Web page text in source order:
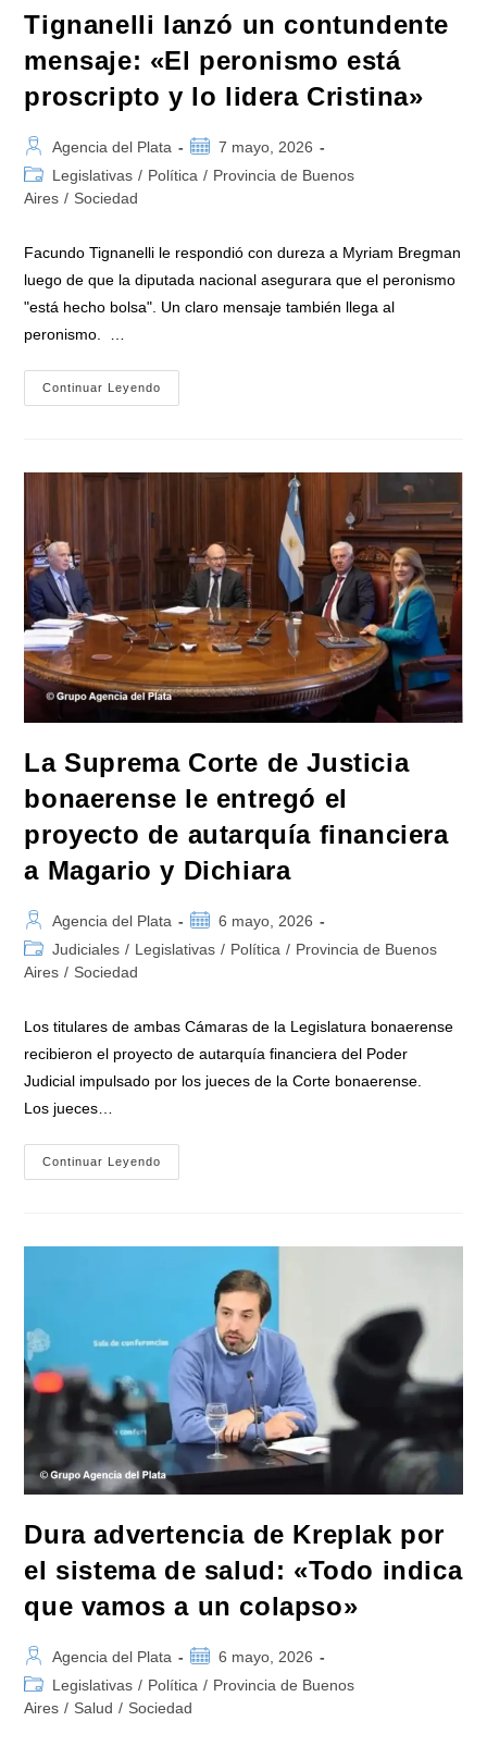
Por
Amenazas
Tiroteos»
Tignanelli lanzó un contundente
mensaje: «El peronismo está
proscripto y lo lidera Cristina»
Autor
de
la
Agencia del Plata
Publicación
de
7 mayo, 2026
Categoría
de
entrada:
Legislativas / Política / Provincia de Buenos
Aires / Sociedad
Facundo Tignanelli le respondió con dureza a Myriam Bregman
luego de que la diputada nacional asegurara que el peronismo
"está hecho bolsa". Un claro mensaje también llega al
peronismo. …
Continuar Leyendo
Lanzó
Peronismo
Lidera
Cristina»
La Suprema Corte de Justicia
bonaerense le entregó el
proyecto de autarquía financiera
a Magario y Dichiara
Autor
de
la
Agencia del Plata
Publicación
de
6 mayo, 2026
Categoría
de
Judiciales / Legislativas / Política / Provincia de Buenos
Aires / Sociedad
Los titulares de ambas Cámaras de la Legislatura bonaerense
recibieron el proyecto de autarquía financiera del Poder
Judicial impulsado por los jueces de la Corte bonaerense.
Los jueces…
Continuar Leyendo
Suprema
Proyecto
Autarquía
Financiera
A
Magario
Dichiara
Dura advertencia de Kreplak por
el sistema de salud: «Todo indica
que vamos a un colapso»
Autor
de
la
Agencia del Plata
Publicación
de
la
6 mayo, 2026
Categoría
de
Legislativas / Política / Provincia de Buenos
Aires / Salud / Sociedad